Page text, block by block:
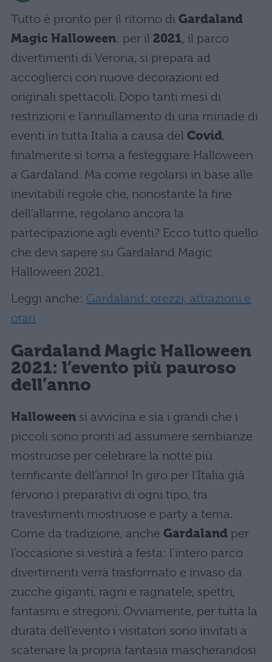
Tutto è pronto per il ritorno di Gardaland
Magic Halloween: per il 2021, il parco
divertimenti di Verona, si prepara ad
accoglierci con nuove decorazioni ed
originali spettacoli. Dopo tanti mesi di
restrizioni e l’annullamento di una miriade di
eventi in tutta Italia a causa del Covid,
finalmente si torna a festeggiare Halloween
a Gardaland. Ma come regolarsi in base alle
inevitabili regole che, nonostante la fine
dell’allarme, regolano ancora la
partecipazione agli eventi? Ecco tutto quello
che devi sapere su Gardaland Magic
Halloween 2021.
Leggi anche: Gardaland: prezzi, attrazioni e
orari
Gardaland Magic Halloween
2021: l’evento più pauroso
dell’anno
Halloween si avvicina e sia i grandi che i
piccoli sono pronti ad assumere sembianze
mostruose per celebrare la notte più
terrificante dell’anno! In giro per l’Italia già
fervono i preparativi di ogni tipo, tra
travestimenti mostruose e party a tema.
Come da tradizione, anche Gardaland per
l’occasione si vestirà a festa: l’intero parco
divertimenti verrà trasformato e invaso da
zucche giganti, ragni e ragnatele, spettri,
fantasmi e stregoni. Ovviamente, per tutta la
durata dell’evento i visitatori sono invitati a
scatenare la propria fantasia mascherandosi